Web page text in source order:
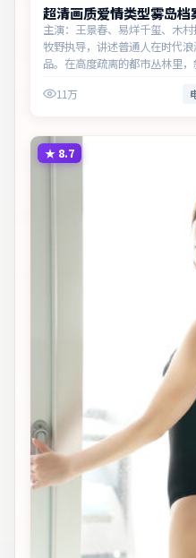
超清画质爱情类型雾岛档
主演：王景春、易烊千玺、
牧野执导，讲述普通人在时代
品。在高度疏离的都市丛林里
观赏性与现实意义…
11万
★ 8.7